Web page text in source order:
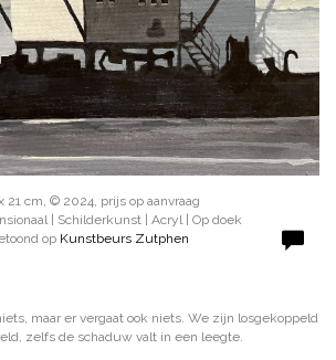
21 cm, © 2024, prijs op aanvraag
| Schilderkunst | Acryl | Op doek
op Kunstbeurs Zutphen
maar er vergaat ook niets. We zijn losgekoppeld
zelfs de schaduw valt in een leegte.